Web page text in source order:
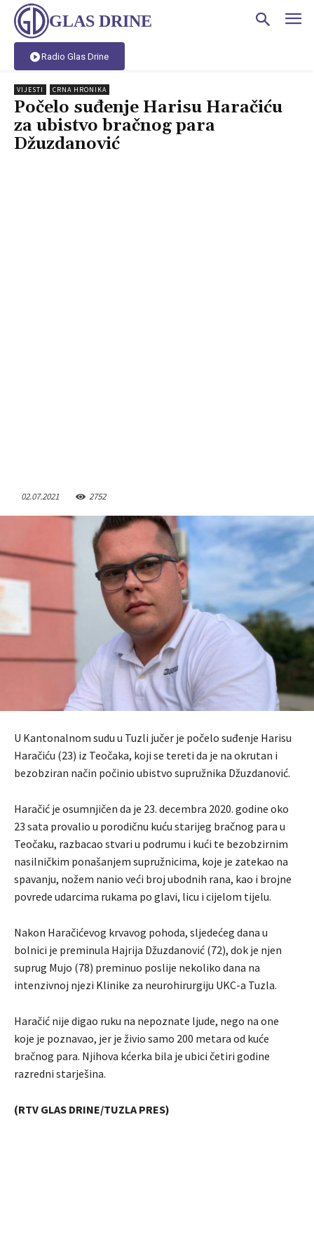
GLAS DRINE
Radio Glas Drine
VIJESTI CRNA HRONIKA
Počelo suđenje Harisu Haračiću
za ubistvo bračnog para
Džuzdanović
02.07.2021 2752
U Kantonalnom sudu u Tuzli jučer je počelo suđenje Harisu
Haračiću (23) iz Teočaka, koji se tereti da je na okrutan i
bezobziran način počinio ubistvo supružnika Džuzdanović.
Haračić je osumnjičen da je 23. decembra 2020. godine oko
23 sata provalio u porodičnu kuću starijeg bračnog para u
Teočaku, razbacao stvari u podrumu i kući te bezobzirnim
nasilničkim ponašanjem supružnicima, koje je zatekao na
spavanju, nožem nanio veći broj ubodnih rana, kao i brojne
povrede udarcima rukama po glavi, licu i cijelom tijelu.
Nakon Haračićevog krvavog pohoda, sljedećeg dana u
bolnici je preminula Hajrija Džuzdanović (72), dok je njen
suprug Mujo (78) preminuo poslije nekoliko dana na
intenzivnoj njezi Klinike za neurohirurgiju UKC-a Tuzla.
Haračić nije digao ruku na nepoznate ljude, nego na one
koje je poznavao, jer je živio samo 200 metara od kuće
bračnog para. Njihova kćerka bila je ubici četiri godine
razredni starješina.
(RTV GLAS DRINE/TUZLA PRES)